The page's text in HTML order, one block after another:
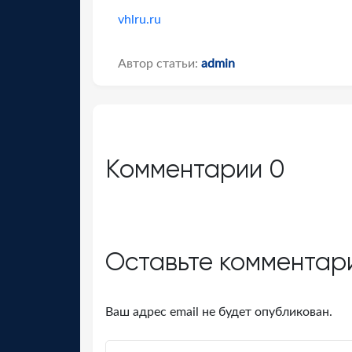
vhlru.ru
Автор статьи: admin
Комментарии 0
Оставьте
Ваш адрес email не будет опубликован.